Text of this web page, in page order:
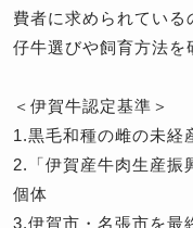
費者に求められている
仔牛選びや飼育方法を
＜伊賀牛認定基準＞
1.黒毛和種の雌の未経
2.「伊賀産牛肉生産振
個体
3.伊賀市・名張市を最